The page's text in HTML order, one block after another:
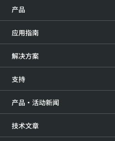
产品
应用指南
解决方案
支持
产品・活动新闻
技术文章